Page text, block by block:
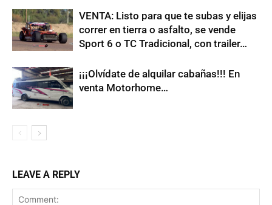
VENTA: Listo para que te subas y elijas
correr en tierra o asfalto, se vende
Sport 6 o TC Tradicional, con trailer…
¡¡¡Olvídate de alquilar cabañas!!! En
venta Motorhome…
LEAVE A REPLY